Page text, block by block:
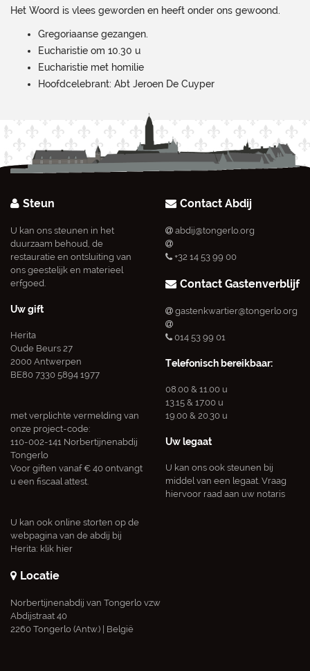
Het Woord is vlees geworden en heeft onder ons gewoond.
Gregoriaanse gezangen.
Eucharistie om 10.30 u
Eucharistie met homilie
Hoofdcelebrant: Abt Jeroen De Cuyper
Steun
U kan ons steunen in het
duurzaam behoud, de
restauratie en ontsluiting van
ons geestelijk en materieel
erfgoed.
Uw gift
Herita
Oude Beurs 27
2000 Antwerpen
BE80 7330 5894 1977
met verplichte vermelding van
onze project-code:
110-002-141 Norbertijnenabdij
Tongerlo
Voor giften vanaf € 40 ontvangt
u een fiscaal attest.
U kan ook online storten op de
webpagina van de abdij bij
Herita: klik hier
Contact Abdij
abdij@tongerlo.org
+32 14 53 99 00
Contact Gastenverblijf
gastenkwartier@tongerlo.org
014 53 99 01
Telefonisch bereikbaar:
08.00 & 11.00 u
13.15 & 17.00 u
19.00 & 20.30 u
Uw legaat
U kan ons ook steunen bij
middel van een legaat. Vraag
hiervoor raad aan uw notaris
Locatie
Norbertijnenabdij van Tongerlo vzw
Abdijstraat 40
2260 Tongerlo (Antw.) | België